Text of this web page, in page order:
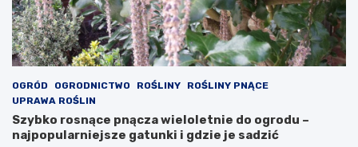
OGRÓD OGRODNICTWO ROŚLINY
ROŚLINY PNĄCE
UPRAWA ROŚLIN
Szybko rosnące pnącza wieloletnie do ogrodu –
najpopularniejsze gatunki i gdzie je sadzić